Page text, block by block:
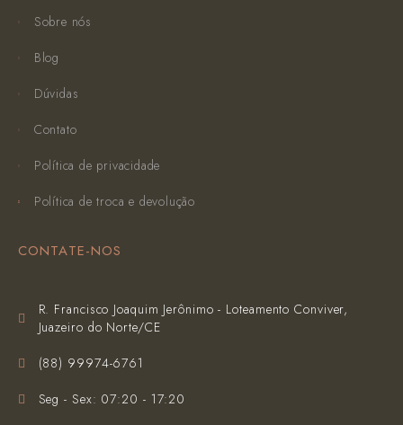
Sobre nós
Blog
Dúvidas
Contato
Política de privacidade
Política de troca e devolução
CONTATE-NOS
R. Francisco Joaquim Jerônimo - Loteamento Conviver,
Juazeiro do Norte/CE
(‪88) 99974-6761‬
Seg - Sex: 07:20 - 17:20